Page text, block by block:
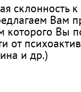
склонность
Вам
которого Вы
от
и др.)